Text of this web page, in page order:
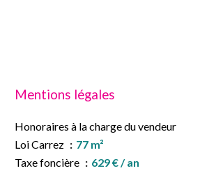
Mentions légales
Honoraires à la charge du vendeur
Loi Carrez
77 m²
Taxe foncière
629 € / an